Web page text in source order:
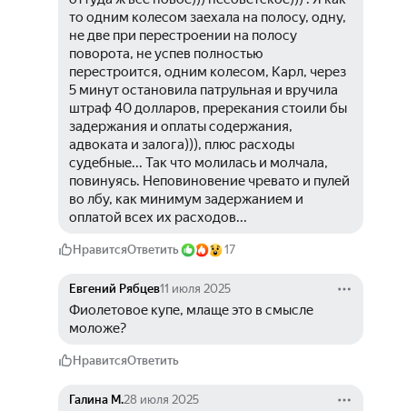
то одним колесом заехала на полосу, одну,
не две при перестроении на полосу
поворота, не успев полностью
перестроится, одним колесом, Карл, через
5 минут остановила патрульная и вручила
штраф 40 долларов, пререкания стоили бы
задержания и оплаты содержания,
адвоката и залога))), плюс расходы
судебные... Так что молилась и молчала,
повинуясь. Неповиновение чревато и пулей
во лбу, как минимум задержанием и
оплатой всех их расходов...
НравитсяОтветить 17
Евгений Рябцев11 июля 2025
Фиолетовое купе, млаще это в смысле
моложе?
НравитсяОтветить
Галина М.28 июля 2025